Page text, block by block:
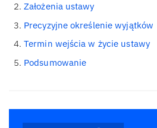
Założenia ustawy
Precyzyjne określenie wyjątków
Termin wejścia w życie ustawy
Podsumowanie